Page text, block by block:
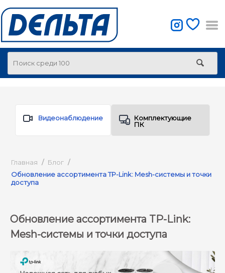
Видеонаблюдение
Комплектующие
ПК
Главная / Блог /
Обновление ассортимента TP-Link: Mesh-системы и точки
доступа
Обновление ассортимента TP-Link:
Mesh-системы и точки доступа